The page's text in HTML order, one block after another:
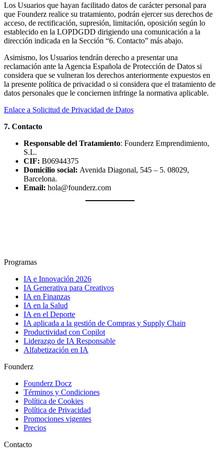
Los Usuarios que hayan facilitado datos de carácter personal para
que Founderz realice su tratamiento, podrán ejercer sus derechos de
acceso, de rectificación, supresión, limitación, oposición según lo
establecido en la LOPDGDD dirigiendo una comunicación a la
dirección indicada en la Sección “6. Contacto” más abajo.
Asimismo, los Usuarios tendrán derecho a presentar una
reclamación ante la Agencia Española de Protección de Datos si
considera que se vulneran los derechos anteriormente expuestos en
la presente política de privacidad o si considera que el tratamiento de
datos personales que le conciernen infringe la normativa aplicable.
Enlace a Solicitud de Privacidad de Datos
7. Contacto
Responsable del Tratamiento: Founderz Emprendimiento,
S.L.
CIF: B06944375
Domicilio social: Avenida Diagonal, 545 – 5. 08029,
Barcelona.
Email: hola@founderz.com
Programas
IA e Innovación 2026
IA Generativa para Creativos
IA en Finanzas
IA en la Salud
IA en el Deporte
IA aplicada a la gestión de Compras y Supply Chain
Productividad con Copilot
Liderazgo de IA Responsable
Alfabetización en IA
Founderz
Founderz Docz
Términos y Condiciones
Política de Cookies
Política de Privacidad
Promociones vigentes
Precios
Contacto